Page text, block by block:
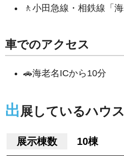
🚶小田急線・相鉄線「
車でのアクセス
🚗海老名ICから10分
出展しているハウ
展示棟数 10棟